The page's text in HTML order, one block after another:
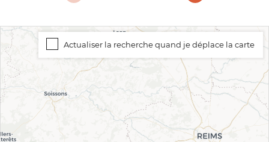
Actualiser la recherche quand je déplace la carte